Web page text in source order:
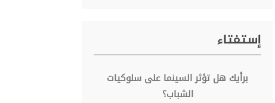
إستفتاء
برأيك هل تؤثر السينما على سلوكيات
الشباب؟